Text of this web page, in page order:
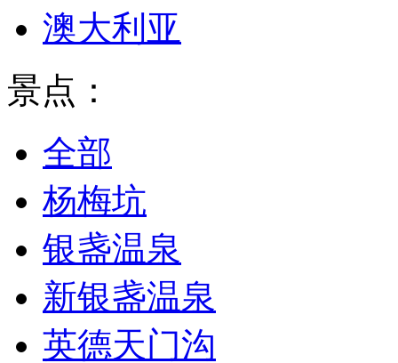
澳大利亚
景点：
全部
杨梅坑
银盏温泉
新银盏温泉
英德天门沟